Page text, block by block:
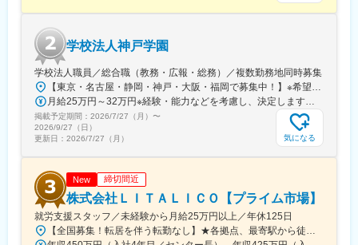
・新規コース開発のリード
・最新AWS技術の検証・教材アップデートを主導
■講師としての働き方
・研修登壇は個人で集中して実施
・教材開発や改善業務はチームで協力しながら進行
・専門性を活かしつつ、チームで研修品質を高める体制
・その後はフルリモート可（状況に応じて出張あり）
・研修の対面実施時は拠点（東京／大阪／名古屋）または客先へ
出張対応
・配信基準を満たせば自宅からのオンライン登壇も可能
・教材開発・技術検証の時間も勤務内で確保
学校法人神戸学園
学校法人職員／総合職（教務・広報・総務）／複数勤務地同時募集
掲載予定期間： 2026/7/27（月） 〜
2026/9/27（日）
更新日： 2026/7/27（月） 気になる
New 締切間近
株式会社ＬＩＴＡＬＩＣＯ【プライム市場】
就労支援スタッフ／未経験から月給25万円以上／年休125日